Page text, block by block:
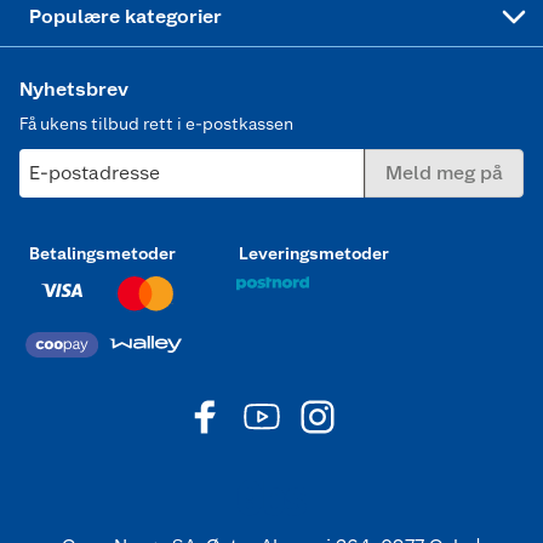
Populære kategorier
Nyhetsbrev
Få ukens tilbud rett i e-postkassen
E-postadresse Meld meg på
Betalingsmetoder Leveringsmetoder